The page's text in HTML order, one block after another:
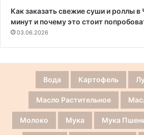
Как заказать свежие суши и роллы в
минут и почему это стоит
03.06.2026
Вода Картофель
Масло Растительное
Молоко Мука Мука